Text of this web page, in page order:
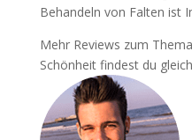
Behandeln von Falten ist
Mehr Reviews zum
Schönheit findest du gleich